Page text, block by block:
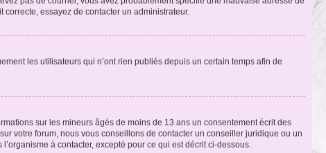
essayez de contacter un administrateur.
les utilisateurs qui n’ont rien publiés depuis un certain temps afin de
sur les mineurs âgés de moins de 13 ans un consentement écrit des
votre forum, nous vous conseillons de contacter un conseiller juridique ou un
à contacter, excepté pour ce qui est décrit ci-dessous.